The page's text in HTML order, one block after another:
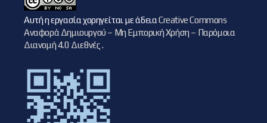
Αυτή η εργασία χορηγείται με άδειαCreative Commons
Αναφορά Δημιουργού – Μη Εμπορική Χρήση – Παρόμοια
Διανομή 4.0 Διεθνές.